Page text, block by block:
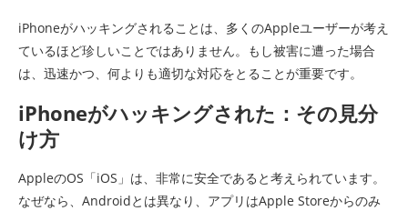
iPhoneがハッキングされることは、多くのAppleユーザーが考え
ているほど珍しいことではありません。もし被害に遭った場合
は、迅速かつ、何よりも適切な対応をとることが重要です。
iPhoneがハッキングされた：その見分
け方
AppleのOS「iOS」は、非常に安全であると考えられています。
なぜなら、Androidとは異なり、アプリはApple Storeからのみ